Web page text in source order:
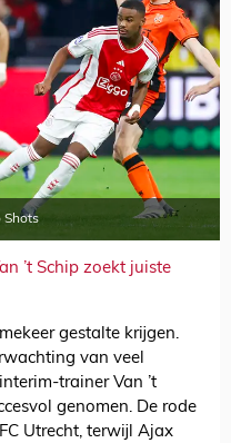
Shots
’t Schip zoekt juiste
gestalte krijgen.
van veel
trainer Van ’t
genomen. De rode
Utrecht, terwijl Ajax